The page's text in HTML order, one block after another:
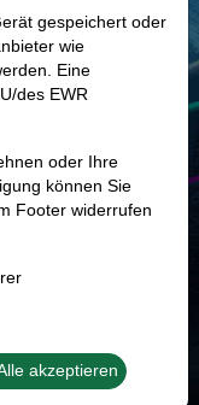
Mio. USD
USD
gespeichert oder
wie
Eine
des EWR
oder Ihre
können Sie
Footer widerrufen
akzeptieren